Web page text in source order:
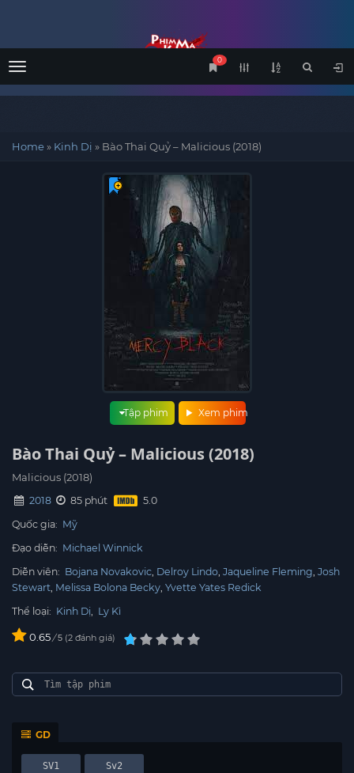
Menu
0
Home» Kinh Dị » Bào Thai Quỷ – Malicious (2018)
Xem phim
Tập phim
Bào Thai Quỷ – Malicious (2018)
Malicious (2018)
2018
85 phút
Quốc gia: Mỹ
Đạo diễn: Michael Winnick
Diễn viên: Bojana Novakovic Delroy Lindo Jaqueline Fleming Josh
Stewart Melissa Bolona Becky Yvette Yates Redick
Thể loại: Kinh Dị, Ly Kì
0.65/ 5 2 đánh giá
GD
SV1 Sv2